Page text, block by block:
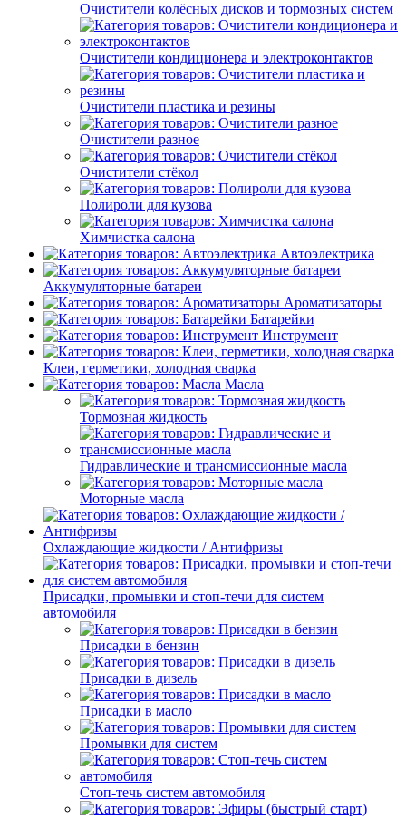
Очистители колёсных дисков и тормозных систем
Очистители кондиционера и электроконтактов
Очистители пластика и резины
Очистители разное
Очистители стёкол
Полироли для кузова
Химчистка салона
Автоэлектрика
Аккумуляторные батареи
Ароматизаторы
Батарейки
Инструмент
Клеи, герметики, холодная сварка
Масла
Тормозная жидкость
Гидравлические и трансмиссионные масла
Моторные масла
Охлаждающие жидкости / Антифризы
Присадки, промывки и стоп-течи для систем
автомобиля
Присадки в бензин
Присадки в дизель
Присадки в масло
Промывки для систем
Стоп-течь систем автомобиля